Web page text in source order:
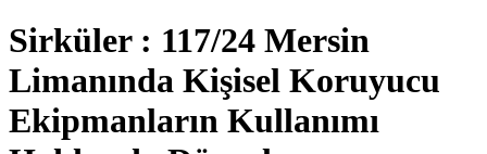
Sirküler : 117/24 Mersin
Limanında Kişisel Koruyucu
Ekipmanların Kullanımı